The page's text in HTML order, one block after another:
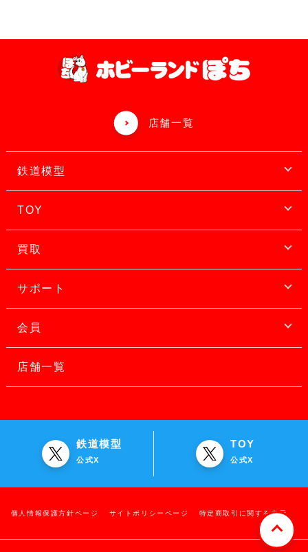
店舗一覧
鉄道模型
TOY
買取
サポート
会員
店舗一覧
鉄道模型
公式X
TOY
公式X
個人情報保護方針ページ サイトポリシーページ 特定商取引に関する表示